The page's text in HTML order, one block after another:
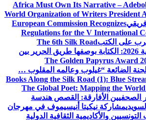
Africa Must Own Its Narrative –
World Organization of Writers President
European Commission Recognizes
Regulations for the V International
على الكتبThe 6th Silk Road
جائزة البردية الذهبية 2026: الكتابة بوصفها طريق الحرير بين
The Golden Papyrus Award
الضائعة “غيلوب وعالمه المقلوب …
Books Along the Silk Road (1): Blue
The Global Poet: Mapping the
الصحفيين الأفارقة: القصص هندسة
مشاركة نيكيتا أنيسيموف في مهرجان
التونسيين والأكاديمية الثقافية الدولية